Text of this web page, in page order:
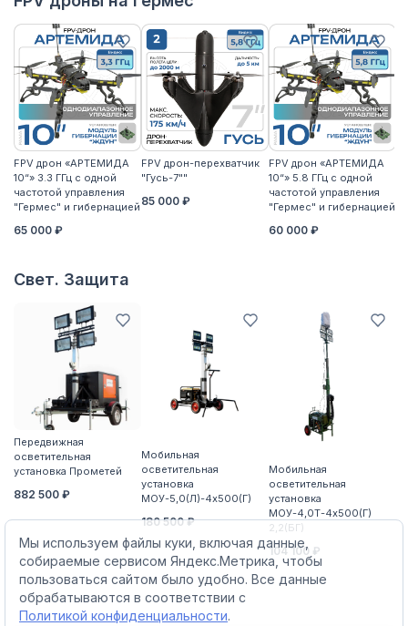
FPV дрон «АРТЕМИДА
10“» 3.3 ГГц с одной
частотой управления
"Гермес" и гибернацией
65 000 ₽
FPV дрон-перехватчик
"Гусь-7""
85 000 ₽
FPV дрон «АРТЕМИДА
10“» 5.8 ГГц с одной
частотой управления
"Гермес" и гибернацией
60 000 ₽
Свет. Защита
Передвижная
осветительная
установка Прометей
882 500 ₽
Мобильная
осветительная
установка
МОУ-5,0(Л)-4х500(Г)
180 500 ₽
Мобильная
осветительная
установка
МОУ-4,0Т-4х500(Г)
2,2(БГ)
104 100 ₽
Мы используем файлы куки, включая данные,
собираемые сервисом Яндекс.Метрика, чтобы
пользоваться сайтом было удобно. Все данные
обрабатываются в соответствии с
Политикой конфиденциальности.